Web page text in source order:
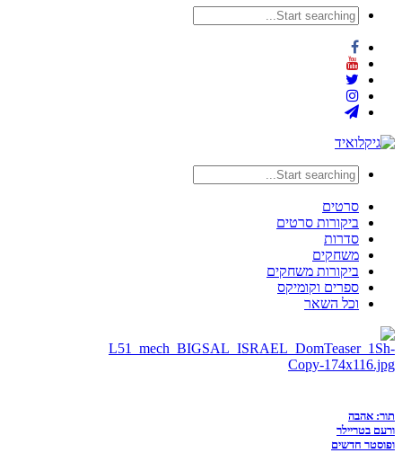
סרטים
ביקורות סרטים
סדרות
משחקים
ביקורות משחקים
ספרים וקומיקס
וכל השאר
תור: אהבה
ורעם בטריילר
ופוסטר חדשים